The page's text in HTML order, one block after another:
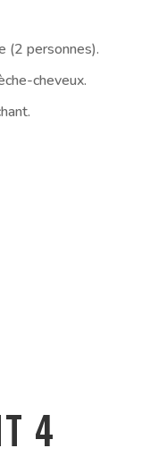
(2 personnes).
cheveux.
4